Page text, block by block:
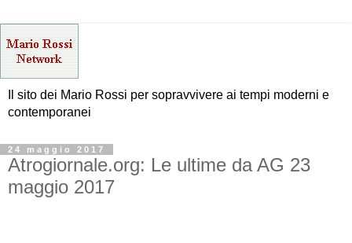
Il sito dei Mario Rossi per sopravvivere ai tempi moderni e
contemporanei
24 maggio 2017
Atrogiornale.org: Le ultime da AG 23
maggio 2017